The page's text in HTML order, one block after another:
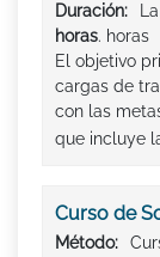
Duración:
horas. horas
El objetivo
cargas de
con las
que incluye
Curso de
Método: